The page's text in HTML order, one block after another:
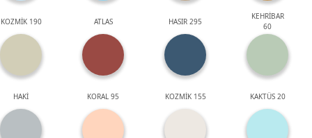
KOZMİK 190 ATLAS HASIR 295
KEHRİBAR
60
HAKİ KORAL 95 KOZMİK 155 KAKTÜS 20